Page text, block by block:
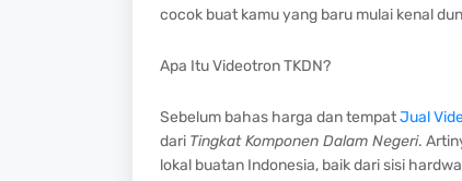
cocok buat kamu yang baru mulai kenal
Apa Itu Videotron TKDN?
Sebelum bahas harga dan tempatJual
dari Tingkat Komponen Dalam Negeri.
lokal buatan Indonesia, baik dari sisi